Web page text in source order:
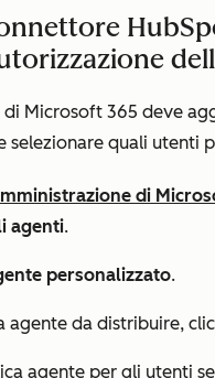
Microsoft 365 deve
selezionare quali utenti
di
agenti.
personalizzato.
agente da distribuire,
agente per gli utenti